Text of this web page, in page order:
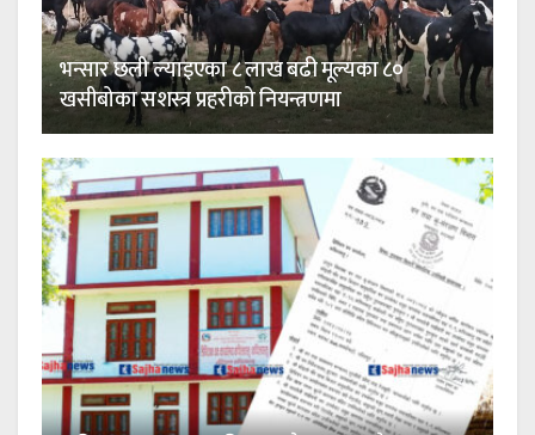
भन्सार छली ल्याइएका ८ लाख बढी मूल्यका ८०
खसीबोका सशस्त्र प्रहरीको नियन्त्रणमा